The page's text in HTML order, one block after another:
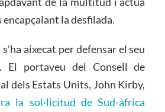
la desfilada.
aixecat per defensar el seu
El portaveu del Consell de
dels Estats Units, John Kirby,
la sol·licitud de Sud-àfrica